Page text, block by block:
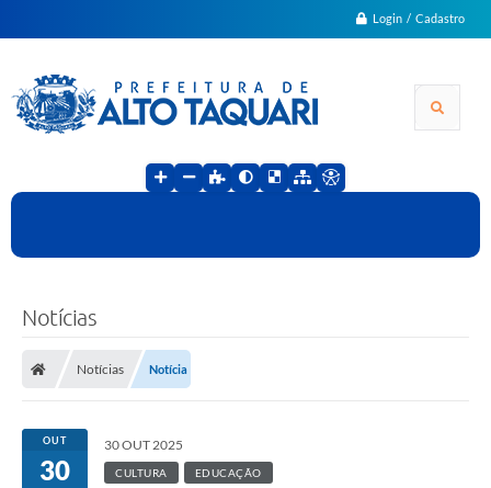
Login / Cadastro
Notícias
Notícias Notícia
OUT
30
30 OUT 2025
CULTURA EDUCAÇÃO